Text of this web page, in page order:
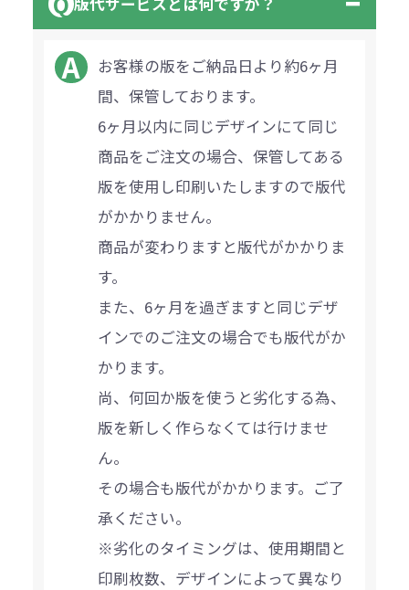
お客様の版をご納品日より約6ヶ月
間、保管しております。
6ヶ月以内に同じデザインにて同じ
商品をご注文の場合、保管してある
版を使用し印刷いたしますので版代
がかかりません。
商品が変わりますと版代がかかりま
す。
また、6ヶ月を過ぎますと同じデザ
インでのご注文の場合でも版代がか
かります。
尚、何回か版を使うと劣化する為、
版を新しく作らなくては行けませ
ん。
その場合も版代がかかります。ご了
承ください。
※劣化のタイミングは、使用期間と
印刷枚数、デザインによって異なり